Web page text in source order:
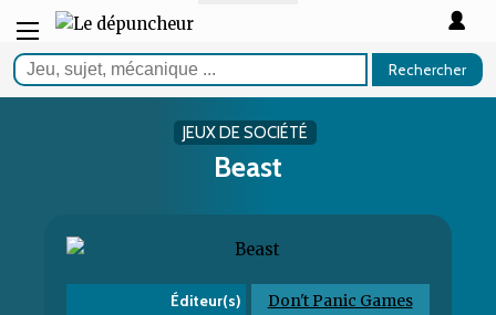
Rechercher
JEUX DE SOCIÉTÉ
Beast
Éditeur(s) Don't Panic Games